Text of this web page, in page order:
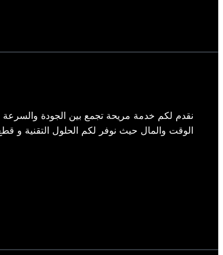
نقدم لكم خدمة مريحة تجمع بين الجودة والسرعة
الوقت والمال حيث نوفر لكم الحلول التقنية و